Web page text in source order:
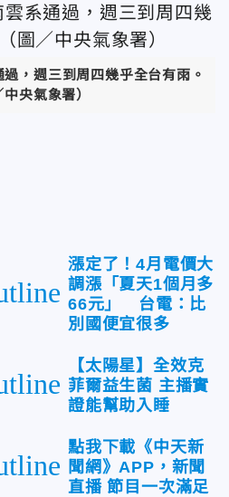
，週三到周四幾乎全台有雨。
中央氣象署）
漲定了！4月電價大
調漲「夏天1個月多
66元」 台電：比
別國便宜很多
【太陽星】全效克
菲爾益生菌 主播實
證能幫助入睡
點我下載《中天新
聞網》APP，新聞
直播 節目一次滿足